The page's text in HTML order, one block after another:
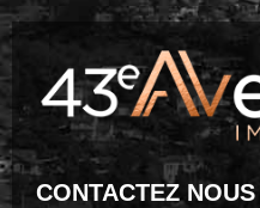
CONTACTEZ NOUS